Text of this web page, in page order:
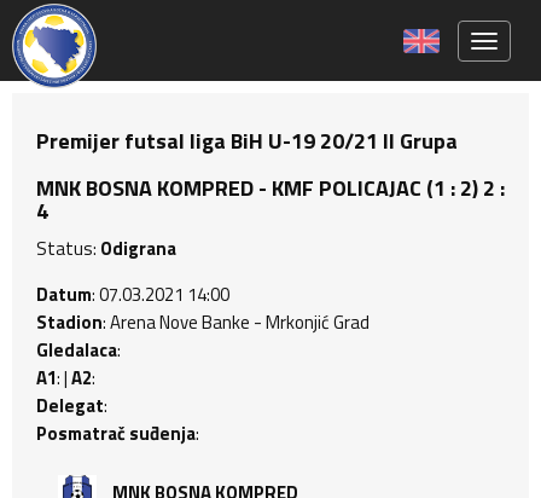
Premijer futsal liga BiH U-19 20/21 II Grupa
MNK BOSNA KOMPRED - KMF POLICAJAC (1 : 2) 2 :
4
Status: Odigrana
Datum: 07.03.2021 14:00
Stadion: Arena Nove Banke - Mrkonjić Grad
Gledalaca:
A1: |A2:
Delegat:
Posmatrač suđenja:
MNK BOSNA KOMPRED